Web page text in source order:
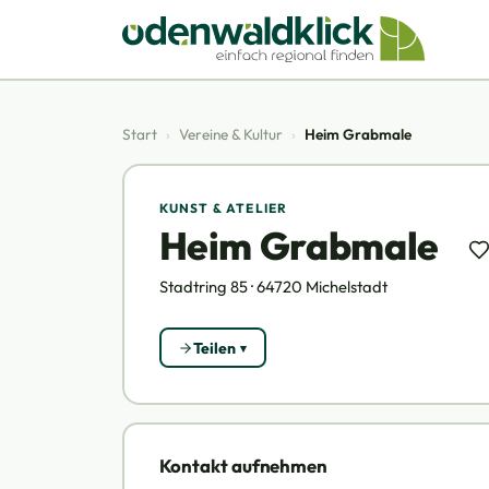
Start › Vereine & Kultur › Heim Grabmale
KUNST & ATELIER
Heim Grabmale
Stadtring 85 · 64720 Michelstadt
Teilen
Kontakt aufnehmen